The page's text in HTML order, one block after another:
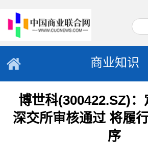
商业知识
博世科(300422.SZ)
深交所审核通过 将履
序